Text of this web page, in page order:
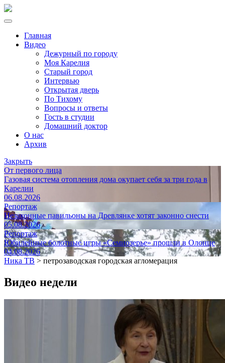
Главная
Видео
Дежурный по городу
Моя Карелия
Старый город
Интервью
Открытая дверь
По Тихому
Вопросы и ответы
Гость в студии
Домашний доктор
О нас
Архив
Закрыть
От первого лица
Газовая система отопления дома окупает себя за три года в
Карелии
06.08.2026
Репортаж
Незаконные павильоны на Древлянке хотят законно снести
05.08.2026
Репортаж
Юбилейные болотные игры «Семиозерье» прошли в Олонце
04.08.2026
Ника ТВ > петрозаводская городская агломерация
Видео недели